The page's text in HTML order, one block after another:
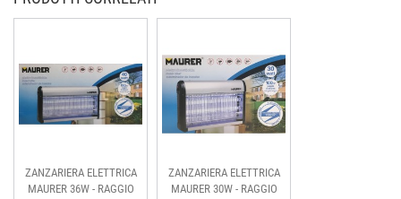
ZANZARIERA ELETTRICA
MAURER 36W - RAGGIO
ZANZARIERA ELETTRICA
MAURER 30W - RAGGIO